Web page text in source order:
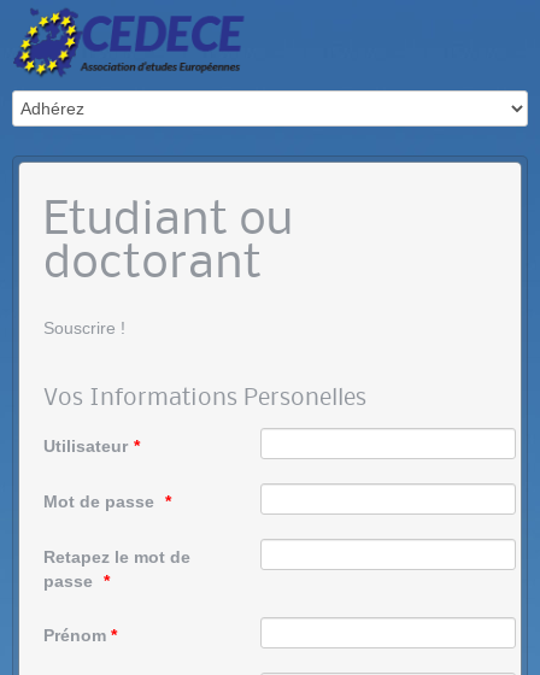
Etudiant ou
doctorant
Souscrire !
Vos Informations Personelles
Utilisateur *
Mot de passe *
Retapez le mot de
passe *
Prénom *